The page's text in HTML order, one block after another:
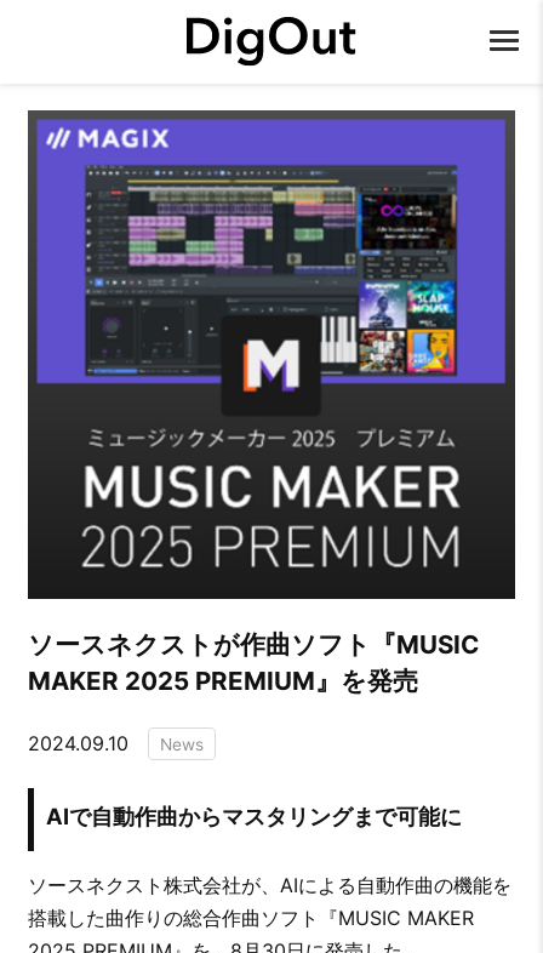
ソースネクストが作曲ソフト『MUSIC
MAKER 2025 PREMIUM』を発売
2024.09.10 News
AIで自動作曲からマスタリングまで可能に
ソースネクスト株式会社が、AIによる自動作曲の機能を
搭載した曲作りの総合作曲ソフト『MUSIC MAKER